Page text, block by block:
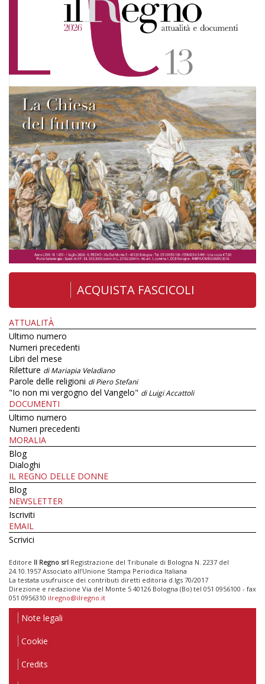
ACQUISTA FASCICOLI
ATTUALITÀ
Ultimo numero
Numeri precedenti
Libri del mese
Riletture di Mariapia Veladiano
Parole delle religioni di Piero Stefani
"Io non mi vergogno del Vangelo" di Luigi Accattoli
DOCUMENTI
Ultimo numero
Numeri precedenti
MORALIA
Blog
Dialoghi
IL REGNO DELLE DONNE
Blog
NEWSLETTER
Iscriviti
EMAIL
Scrivici
Editore Il Regno srl Registrazione del Tribunale di Bologna N. 2237 del
24.10.1957 Associato all’Unione Stampa Periodica Italiana
La testata usufruisce dei contributi diretti editoria d.lgs 70/2017
Direzione e redazione Via del Monte 5 40126 Bologna (Bo) tel 051 0956100 - fax
051 0956310 ilregno@ilregno.it
Note legali
Cookie
Credits